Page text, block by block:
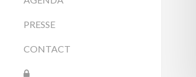
PRESSE
CONTACT